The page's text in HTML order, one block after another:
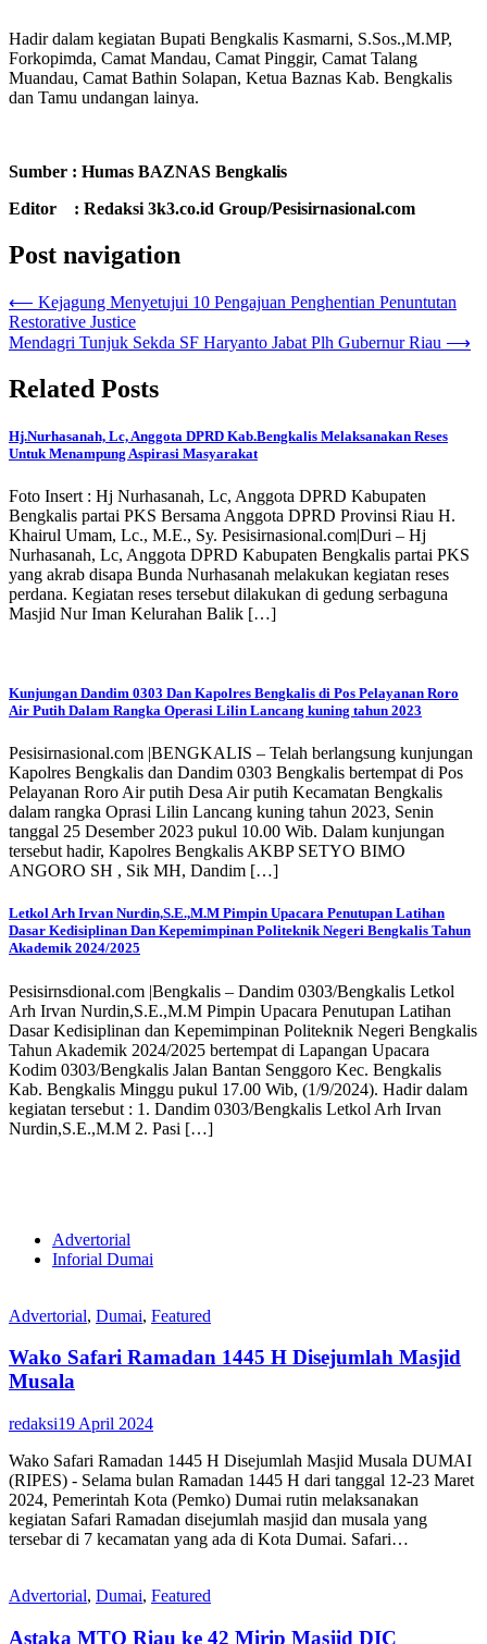
Hadir dalam kegiatan Bupati Bengkalis Kasmarni, S.Sos.,M.MP,
Forkopimda, Camat Mandau, Camat Pinggir, Camat Talang
Muandau, Camat Bathin Solapan, Ketua Baznas Kab. Bengkalis
dan Tamu undangan lainya.
Sumber : Humas BAZNAS Bengkalis
Editor : Redaksi 3k3.co.id Group/Pesisirnasional.com
Post navigation
⟵ Kejagung Menyetujui 10 Pengajuan Penghentian Penuntutan
Restorative Justice
Mendagri Tunjuk Sekda SF Haryanto Jabat Plh Gubernur Riau ⟶
Related Posts
Hj.Nurhasanah, Lc, Anggota DPRD Kab.Bengkalis Melaksanakan Reses
Untuk Menampung Aspirasi Masyarakat
Foto Insert : Hj Nurhasanah, Lc, Anggota DPRD Kabupaten
Bengkalis partai PKS Bersama Anggota DPRD Provinsi Riau H.
Khairul Umam, Lc., M.E., Sy. Pesisirnasional.com|Duri – Hj
Nurhasanah, Lc, Anggota DPRD Kabupaten Bengkalis partai PKS
yang akrab disapa Bunda Nurhasanah melakukan kegiatan reses
perdana. Kegiatan reses tersebut dilakukan di gedung serbaguna
Masjid Nur Iman Kelurahan Balik […]
Kunjungan Dandim 0303 Dan Kapolres Bengkalis di Pos Pelayanan Roro
Air Putih Dalam Rangka Operasi Lilin Lancang kuning tahun 2023
Pesisirnasional.com |BENGKALIS – Telah berlangsung kunjungan
Kapolres Bengkalis dan Dandim 0303 Bengkalis bertempat di Pos
Pelayanan Roro Air putih Desa Air putih Kecamatan Bengkalis
dalam rangka Oprasi Lilin Lancang kuning tahun 2023, Senin
tanggal 25 Desember 2023 pukul 10.00 Wib. Dalam kunjungan
tersebut hadir, Kapolres Bengkalis AKBP SETYO BIMO
ANGORO SH , Sik MH, Dandim […]
Letkol Arh Irvan Nurdin,S.E.,M.M Pimpin Upacara Penutupan Latihan
Dasar Kedisiplinan Dan Kepemimpinan Politeknik Negeri Bengkalis Tahun
Akademik 2024/2025
Pesisirnsdional.com |Bengkalis – Dandim 0303/Bengkalis Letkol
Arh Irvan Nurdin,S.E.,M.M Pimpin Upacara Penutupan Latihan
Dasar Kedisiplinan dan Kepemimpinan Politeknik Negeri Bengkalis
Tahun Akademik 2024/2025 bertempat di Lapangan Upacara
Kodim 0303/Bengkalis Jalan Bantan Senggoro Kec. Bengkalis
Kab. Bengkalis Minggu pukul 17.00 Wib, (1/9/2024). Hadir dalam
kegiatan tersebut : 1. Dandim 0303/Bengkalis Letkol Arh Irvan
Nurdin,S.E.,M.M 2. Pasi […]
Advertorial
Inforial Dumai
Advertorial, Dumai, Featured
Wako Safari Ramadan 1445 H Disejumlah Masjid
Musala
redaksi19 April 2024
Wako Safari Ramadan 1445 H Disejumlah Masjid Musala DUMAI
(RIPES) - Selama bulan Ramadan 1445 H dari tanggal 12-23 Maret
2024, Pemerintah Kota (Pemko) Dumai rutin melaksanakan
kegiatan Safari Ramadan disejumlah masjid dan musala yang
tersebar di 7 kecamatan yang ada di Kota Dumai. Safari…
Advertorial, Dumai, Featured
Astaka MTQ Riau ke 42 Mirip Masjid DIC